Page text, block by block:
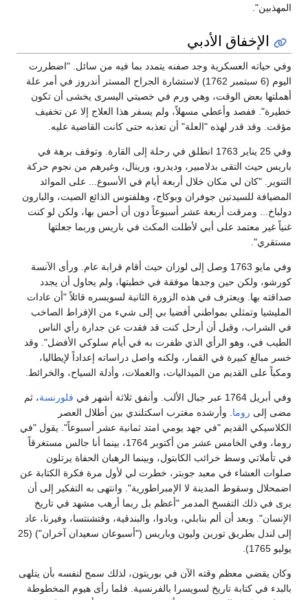
المهذبين".
الإخفاق الأدبي
وفي حياته العسكرية وجد صفنه يتمدد بما فيه من سائل. "اضطررت
اليوم (6 سبتمبر 1762) لاستشارة الجراح المستر أندروز في أمر علة
أهملتها بعض الوقت، وهي ورم في خصيتي اليسرى يخشى أن تكون
خطيرة". ففصد وأعطي مسهلاً، ولم يسفر هذا العلاج إلا عن تخفيف
مؤقت. وقد قدر لهذه "العلة" أن تعذبه حتى كانت القاضية عليه.
وفي 25 يناير 1763 انطلق في رحلة إلى القارة. وتوقف برهة في
باريس حيث التقى بدلامبير، وديدرو، ورينال، وغيرهم من نجوم حركة
التنوير. "كان لي مكان خلال أربعة أيام في الأسبوع... على الموائد
المضيافة للسيدتين جوفران وبوكاج، وهلفتوس الذائع الصيت، والبارون
دولباخ... ومرقت أربعة عشر أسبوعاً دون أن أحس بها، ولكن لو كنت
غنياً غير معتمد على أبي لأطلت المكث في باريس وربما جعلتها
مستقري".
وفي مايو 1763 وصل إلى لوزان حيث أقام قرابة عام. ورأى الآنسة
كورشو، ولكن حين وجدها موفقة في خطبتها، ولم يحاول أن يجدد
صداقته بها. ويعترف في هذه الزورة الثانية لسويسره قائلاً "أن عادات
المليشيا وتمثلي بمواطني أفضيا بي إلى شيء من الإفراط الصاخب
في الشراب، وقبل أن أرحل كنت قد فقدت عن جدارة رأي الناس
الطيب في، وهو الرأي الذي ظفرت به في أيام سلوكي الأفضل". وقد
خسر مبالغ كبيرة في القمار، ولكنه واصل دراساته إعداداً لإيطاليا،
ومكباً على القديم من الميداليات، والعملات، وأدلة السياح، والخرائط.
وفي أبريل 1764 عبر جبال الألب. وأنفق ثلاثة أشهر في فلورنسة، ثم
مضى إلى روما . وأرشده مغترب اسكتلندي بين أطلال العصر
الكلاسيكي القديم "في جهد يومي امتد ثمانية عشر أسبوعاً". يقول "في
روما، وفي الخامس عشر من أكتوبر 1764، بينما أنا جالس مستغرقاً
في تأملاتي وسط خرائب الكابتول، وبينما الرهبان الحفاة يرتلون
صلوات العشاء في معبد جوبتر، خطرت لي لأول مرة فكرة الكتابة عن
اضمحلال وسقوط المدينة لا الإمبراطورية". وانتهى به التفكير إلى أن
يرى في ذلك التفسخ المدمر "أعظم بل ربما أرهب مشهد في تاريخ
الإنسان". وبعد أن ألم بنابلي، وبادوا، والبندقية، وفتشنتسا، وفيرنا، عاد
إلى لندل بطريق تورين وليون وباريس ("أسبوعان سعيدان آخران") (25
يوليو 1765).
وكان يقضي معظم وقته الآن في بوريتون، لذلك سمح لنفسه بأن يتلهى
بالبدء في كتابة تاريخ لسويسرا بالفرنسية. فلما رأى هيوم المخطوطة